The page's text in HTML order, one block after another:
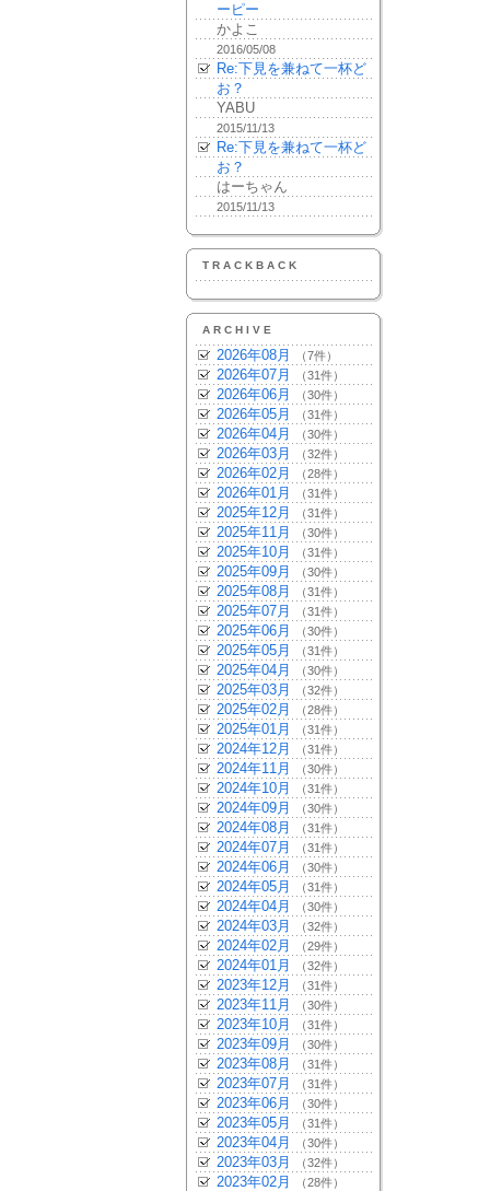
ーピー
かよこ
2016/05/08
Re:下見を兼ねて一杯ど
お？
YABU
2015/11/13
Re:下見を兼ねて一杯ど
お？
はーちゃん
2015/11/13
TRACKBACK
ARCHIVE
2026年08月 （7件）
2026年07月 （31件）
2026年06月 （30件）
2026年05月 （31件）
2026年04月 （30件）
2026年03月 （32件）
2026年02月 （28件）
2026年01月 （31件）
2025年12月 （31件）
2025年11月 （30件）
2025年10月 （31件）
2025年09月 （30件）
2025年08月 （31件）
2025年07月 （31件）
2025年06月 （30件）
2025年05月 （31件）
2025年04月 （30件）
2025年03月 （32件）
2025年02月 （28件）
2025年01月 （31件）
2024年12月 （31件）
2024年11月 （30件）
2024年10月 （31件）
2024年09月 （30件）
2024年08月 （31件）
2024年07月 （31件）
2024年06月 （30件）
2024年05月 （31件）
2024年04月 （30件）
2024年03月 （32件）
2024年02月 （29件）
2024年01月 （32件）
2023年12月 （31件）
2023年11月 （30件）
2023年10月 （31件）
2023年09月 （30件）
2023年08月 （31件）
2023年07月 （31件）
2023年06月 （30件）
2023年05月 （31件）
2023年04月 （30件）
2023年03月 （32件）
2023年02月 （28件）